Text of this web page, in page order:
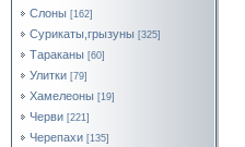
Слоны [162]
Сурикаты,грызуны [325]
Тараканы [60]
Улитки [79]
Хамелеоны [19]
Черви [221]
Черепахи [135]